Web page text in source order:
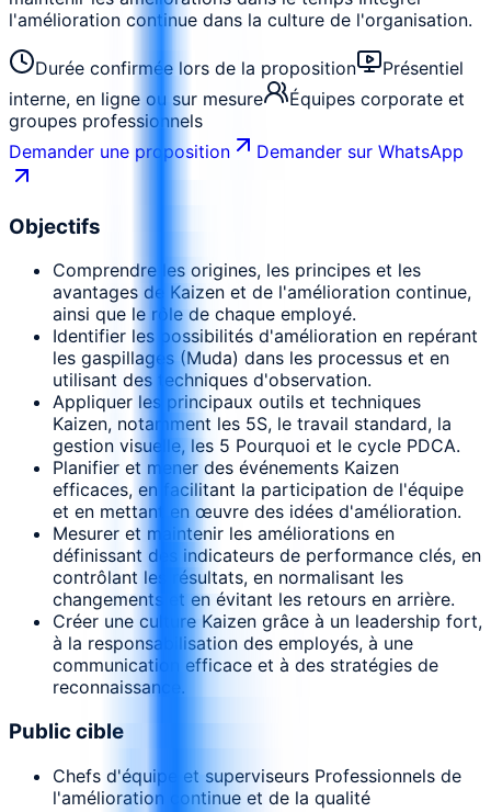
l'amélioration continue dans la culture de l'organisation.
Durée confirmée lors de la proposition
Présentiel
interne, en ligne ou sur mesure
Équipes corporate et
groupes professionnels
Demander une proposition
Demander sur WhatsApp
Objectifs
Comprendre les origines, les principes et les
avantages de Kaizen et de l'amélioration continue,
ainsi que le rôle de chaque employé.
Identifier les possibilités d'amélioration en repérant
les gaspillages (Muda) dans les processus et en
utilisant des techniques d'observation.
Appliquer les principaux outils et techniques
Kaizen, notamment les 5S, le travail standard, la
gestion visuelle, les 5 Pourquoi et le cycle PDCA.
Planifier et mener des événements Kaizen
efficaces, en facilitant la participation de l'équipe
et en mettant en œuvre des idées d'amélioration.
Mesurer et maintenir les améliorations en
définissant des indicateurs de performance clés, en
contrôlant les résultats, en normalisant les
changements et en évitant les retours en arrière.
Créer une culture Kaizen grâce à un leadership fort,
à la responsabilisation des employés, à une
communication efficace et à des stratégies de
reconnaissance.
Public cible
Chefs d'équipe et superviseurs Professionnels de
l'amélioration continue et de la qualité